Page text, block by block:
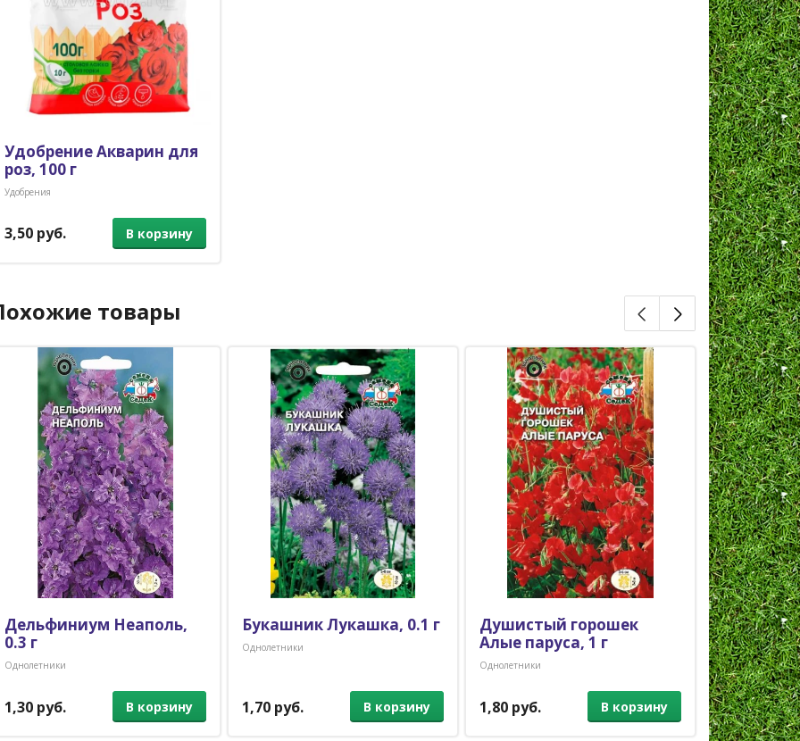
Удобрение Акварин для
роз, 100 г
Удобрения
3,50 руб. В корзину
товары
Дельфиниум Неаполь,
0.3 г
Однолетники
1,30 руб. В корзину
Букашник Лукашка, 0.1 г
Однолетники
1,70 руб. В корзину
Душистый горошек
Алые паруса, 1 г
Однолетники
1,80 руб. В корзину
Астра
дождь,
Однолетники
1,30 руб.